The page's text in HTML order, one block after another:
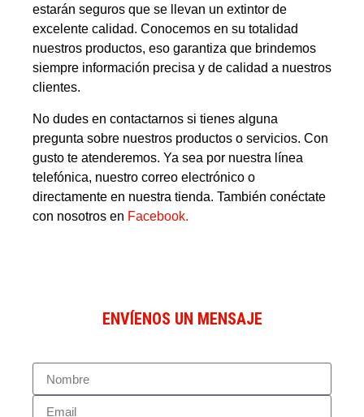
estarán seguros que se llevan un extintor de
excelente calidad. Conocemos en su totalidad
nuestros productos, eso garantiza que brindemos
siempre información precisa y de calidad a nuestros
clientes.
No dudes en contactarnos si tienes alguna
pregunta sobre nuestros productos o servicios. Con
gusto te atenderemos. Ya sea por nuestra línea
telefónica, nuestro correo electrónico o
directamente en nuestra tienda. También conéctate
con nosotros en Facebook.
ENVÍENOS UN MENSAJE